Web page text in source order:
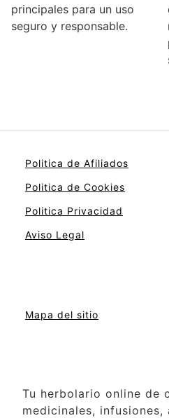
principales para un uso
seguro y responsable.
Politica de Afiliados
Politica de Cookies
Politica Privacidad
Aviso Legal
Mapa del sitio
Tu herbolario online de
medicinales,